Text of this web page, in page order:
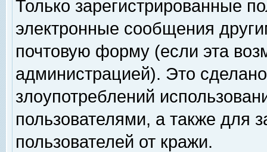
Только зарегистрированные
электронные сообщения
почтовую форму (если эта
администрацией). Это
злоупотреблений
пользователями, а также для
пользователей от кражи.